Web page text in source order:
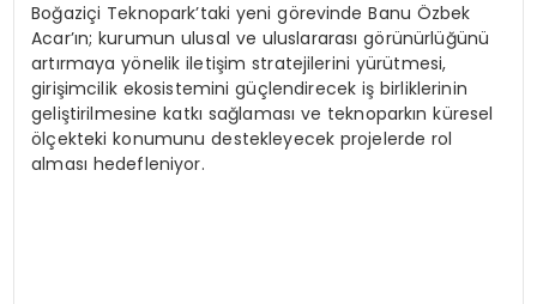
Boğaziçi Teknopark’taki yeni görevinde Banu Özbek
Acar’ın; kurumun ulusal ve uluslararası görünürlüğünü
artırmaya yönelik iletişim stratejilerini yürütmesi,
girişimcilik ekosistemini güçlendirecek iş birliklerinin
geliştirilmesine katkı sağlaması ve teknoparkın küresel
ölçekteki konumunu destekleyecek projelerde rol
alması hedefleniyor.